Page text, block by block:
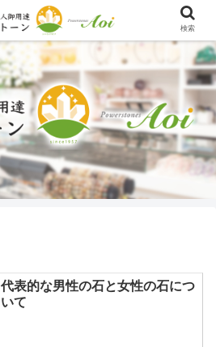
代表的な男性の石と女性の石につ
いて
検索